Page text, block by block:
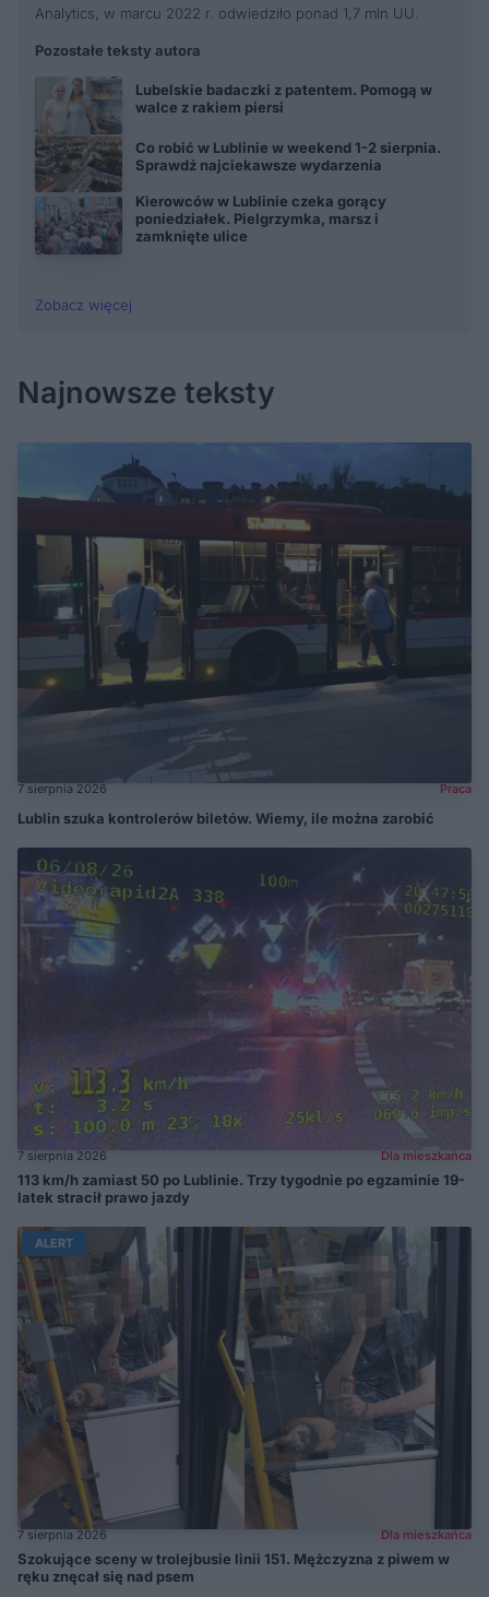
Analytics, w marcu 2022 r. odwiedziło ponad 1,7 mln UU.
Pozostałe teksty autora
Lubelskie badaczki z patentem. Pomogą w
walce z rakiem piersi
Co robić w Lublinie w weekend 1-2 sierpnia.
Sprawdź najciekawsze wydarzenia
Kierowców w Lublinie czeka gorący
poniedziałek. Pielgrzymka, marsz i
zamknięte ulice
Zobacz więcej
Najnowsze teksty
7 sierpnia 2026 Praca
Lublin szuka kontrolerów biletów. Wiemy, ile można zarobić
7 sierpnia 2026 Dla mieszkańca
113 km/h zamiast 50 po Lublinie. Trzy tygodnie po egzaminie 19-
latek stracił prawo jazdy
ALERT
7 sierpnia 2026 Dla mieszkańca
Szokujące sceny w trolejbusie linii 151. Mężczyzna z piwem w
ręku znęcał się nad psem